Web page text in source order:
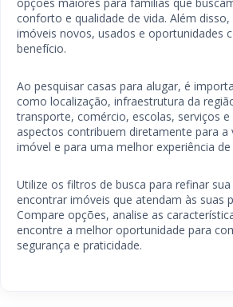
opções maiores para famílias que
conforto e qualidade de vida. Além
imóveis novos, usados e oportunidades
benefício.
Ao pesquisar casas para alugar, é
como localização, infraestrutura da
transporte, comércio, escolas, serviços e
aspectos contribuem diretamente para a
imóvel e para uma melhor experiência
Utilize os filtros de busca para refinar sua
encontrar imóveis que atendam às suas
Compare opções, analise as
encontre a melhor oportunidade para
segurança e praticidade.